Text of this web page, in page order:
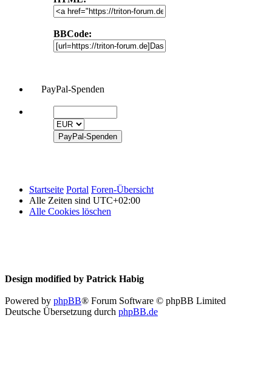
BBCode:
Foren-Übersicht
Alle Zeiten sindUTC+02:00
Alle Cookies löschen
Design modified by Patrick Habig
Deutsche Übersetzung durch phpBB.de